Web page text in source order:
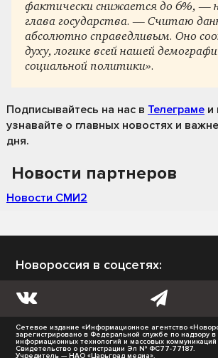
фактически снижается до 6%, —
глава государства. — Считаю
абсолютно справедливым. Оно
духу, логике всей нашей
социальной политики».
Подписывайтесь на нас в Телеграме и
узнавайте о главных новостях и
дня.
Новости партнеров
Новости СМИ2
Новороссия в соцсетях:
Сетевое издание «Информационное агентство
зарегистрировано в Федеральной службе по надзору
информационных технологий и массовых коммуникаций
Свидетельство о регистрации Эл № ФС77-77187.
Учредитель — НАО «Царьград медиа».